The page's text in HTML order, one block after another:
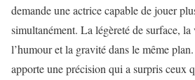
demande une actrice capable de jouer
simultanément. La légèreté de surface,
l’humour et la gravité dans le même plan.
apporte une précision qui a surpris ceux